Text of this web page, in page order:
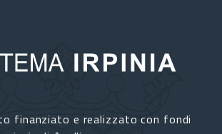
finanziato e realizzato con fondi